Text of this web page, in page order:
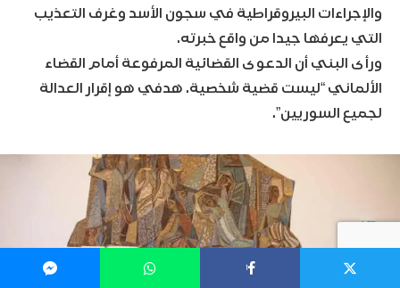
والإجراءات البيروقراطية في سجون الأسد وغرف التعذيب
التي يعرفها جيدا من واقع خبرته.
ورأى البني أن الدعوى القضائية المرفوعة أمام القضاء
الألماني “ليست قضية شخصية. هدفي هو إقرار العدالة
لجميع السوريين”.
1